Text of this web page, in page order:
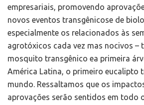
empresariais, promovendo
novos eventos transgênicose de
especialmente os relacionados às
agrotóxicos cada vez mas nocivos –
mosquito transgênico ea primeira
América Latina, o primeiro eucalipto
mundo. Ressaltamos que os
aprovações serão sentidos em todo